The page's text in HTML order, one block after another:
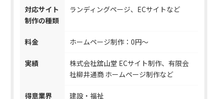
対応サイト
制作の種類
ランディングページ、ECサイトなど
料金 ホームページ制作：0円～
実績
株式会社舘山堂 ECサイト制作、有限会
社柳井通商 ホームページ制作など
得意業界 建設・福祉